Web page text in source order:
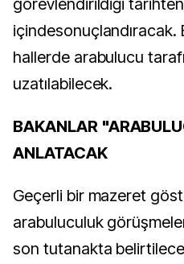
görevlendirildiği
içindesonuçlandıracak.
hallerde arabulucu
uzatılabilecek.
BAKANLAR
ANLATACAK
Geçerli bir mazeret
arabuluculuk
son tutanakta